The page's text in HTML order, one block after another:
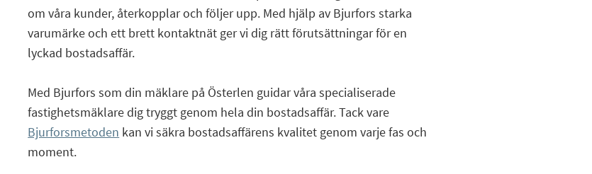
om våra kunder, återkopplar och följer upp. Med hjälp av Bjurfors starka
varumärke och ett brett kontaktnät ger vi dig rätt förutsättningar för en
lyckad bostadsaffär.
Med Bjurfors som din mäklare på Österlen guidar våra specialiserade
fastighetsmäklare dig tryggt genom hela din bostadsaffär. Tack vare
Bjurforsmetoden kan vi säkra bostadsaffärens kvalitet genom varje fas och
moment.